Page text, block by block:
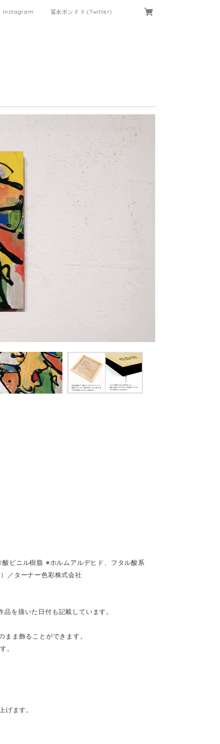
Instagram 冨永ボンド X (Twitter)
ビニル樹脂 ※ホルムアルデヒド、フタル酸系
／ターナー色彩株式会社
を描いた日付も記載しています。
ま飾ることができます。
。
げます。